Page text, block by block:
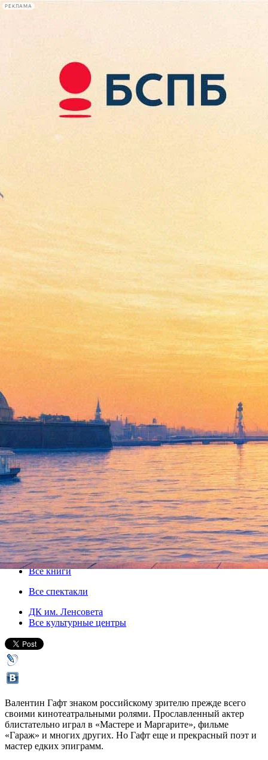
РЕКЛАМА
Сегодня:
2026.08.07
08:44
Афиша Plus
Валентин Гафт прочтет свои
стихи со сцены
16 июля 2015, четверг,19.00
Версия для печати
Все книги
Все спектакли
ДК им. Ленсовета
Все культурные центры
Валентин Гафт знаком российскому зрителю прежде всего
своими кинотеатральными ролями. Прославленный актер
блистательно играл в «Мастере и Маргарите», фильме
«Гараж» и многих других. Но Гафт еще и прекрасный поэт и
мастер едких эпиграмм.